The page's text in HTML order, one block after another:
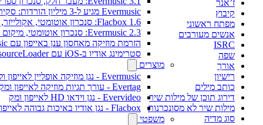
Evermusic מגיע ל-3 מיליון הורדות: סקירת תכונות
Flacbox 1.6: סנכרון אוטומטי, אקולייזר, תמיכת OPUS
Evermusic 2.3: סנכרון אוטומטי, מיקום השמעה ותגיות
הזרמת מוזיקה מאחסון ענן באייפון עם Evermusic
סטרימינג אודיו ב-iOS עם AVAssetResourceLoader
מוצרים
Evermusic - נגן מוזיקה אופליין לאייפון ולמק
Evertag - עורך תגיות מוזיקה לאייפון ומק
Evervideo - נגן וידאו HD לאייפון ומק
Flacbox - נגן אודיו באיכות גבוהה לאייפון ומק
משפטי
ז’אנר
קיבוץ
מפתח ראשוני
אנשים מעורבים
ISRC
שפה
אורך
רישיון
כותב מילים
דירוג תוכן של מילות שיר
מילות שיר לא מסונכרנות
סוג מדיה